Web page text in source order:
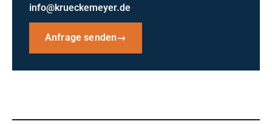
info@krueckemeyer.de
Anfrage senden→